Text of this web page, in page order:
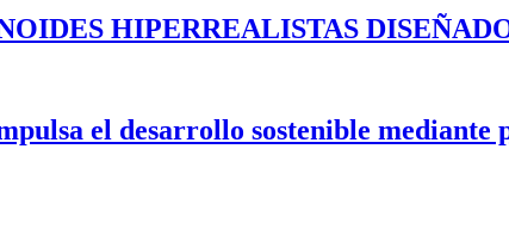
HIPERREALISTAS
el desarrollo sostenible